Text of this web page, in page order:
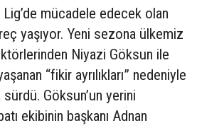
mücadele edecek olan
yaşıyor. Yeni sezona ülkemiz
Niyazi Göksun ile
“fikir ayrılıkları” nedeniyle
Göksun’un yerini
ekibinin başkanı Adnan